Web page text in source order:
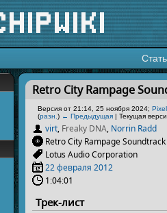
Перейти к:навигация,поиск
Retro City Rampage
Версия от 21:14, 25 ноября 2024;
(разн. ) ← Предыдущая | Текущая
virt, Freaky DNA, Norrin Radd
Retro City Rampage Soundtrack
Lotus Audio Corporation
22 февраля 2012
1:04:01
Трек-лист